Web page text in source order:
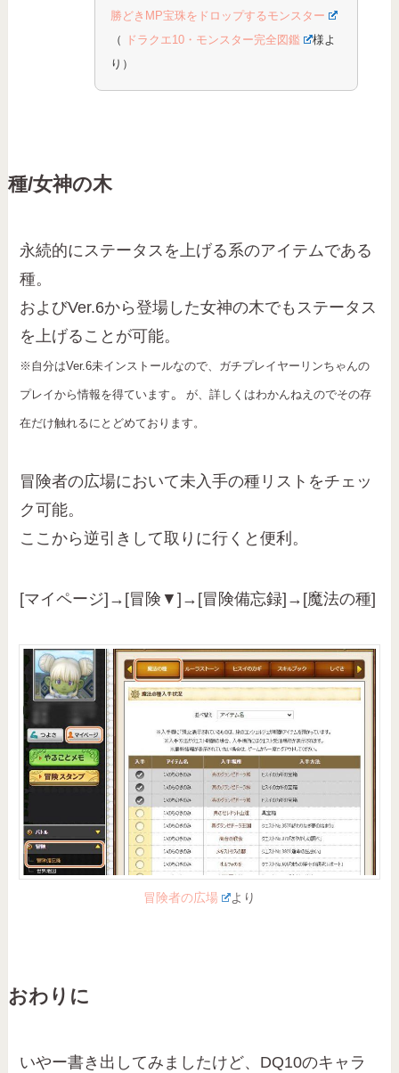
勝どきMP宝珠をドロップするモンスター
（
ドラクエ10・モンスター完全図鑑
様よ
り）
種/女神の木
永続的にステータスを上げる系のアイテムである
種。
およびVer.6から登場した女神の木でもステータス
を上げることが可能。
※自分はVer.6未インストールなので、ガチプレイヤーリンちゃんの
プレイから情報を得ています 。が、詳しくはわかんねえのでその存
在だけ触れるにとどめております。
冒険者の広場において未入手の種リストをチェッ
ク可能。
ここから逆引きして取りに行くと便利。
[マイページ]→[冒険▼]→[冒険備忘録]→[魔法の種]
冒険者の広場 より
おわりに
いやー書き出してみましたけど、DQ10のキャラ